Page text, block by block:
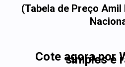
(Tabela de Preço
Cote agora por
simples e